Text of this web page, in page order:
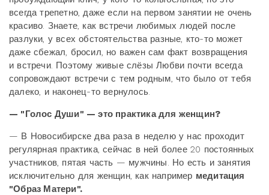
всегда трепетно, даже если на первом занятии не очень
красиво. Знаете, как встречи любимых людей после
разлуки, у всех обстоятельства разные, кто-то может
даже сбежал, бросил, но важен сам факт возвращения
и встречи. Поэтому живые слёзы Любви почти всегда
сопровождают встречи с тем родным, что было от тебя
далеко, и наконец-то вернулось.
— "Голос Души" — это практика для женщин?
— В Новосибирске два раза в неделю у нас проходит
регулярная практика, сейчас в ней более 20 постоянных
участников, пятая часть — мужчины. Но есть и занятия
исключительно для женщин, как например медитация
"Образ Матери".